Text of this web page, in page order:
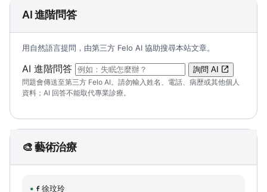
AI 進階問答
用自然語言提問，由第三方 Felo AI 協助搜尋本站文章。
AI 進階問答 （可輸入自然語言問題；送出後會開啟 Felo
詢問 AI
問題會傳送至第三方 Felo AI。請勿輸入姓名、電話、病歷或其他個人
資料；AI 回答不能取代專業診療。
🎨 藝術治療
徐玟玲